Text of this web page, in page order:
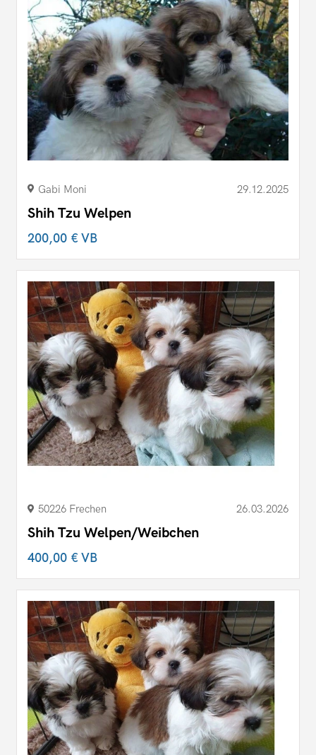
Gabi Moni 29.12.2025
Shih Tzu Welpen
200,00 €VB
50226 Frechen 26.03.2026
Shih Tzu Welpen/Weibchen
400,00 €VB